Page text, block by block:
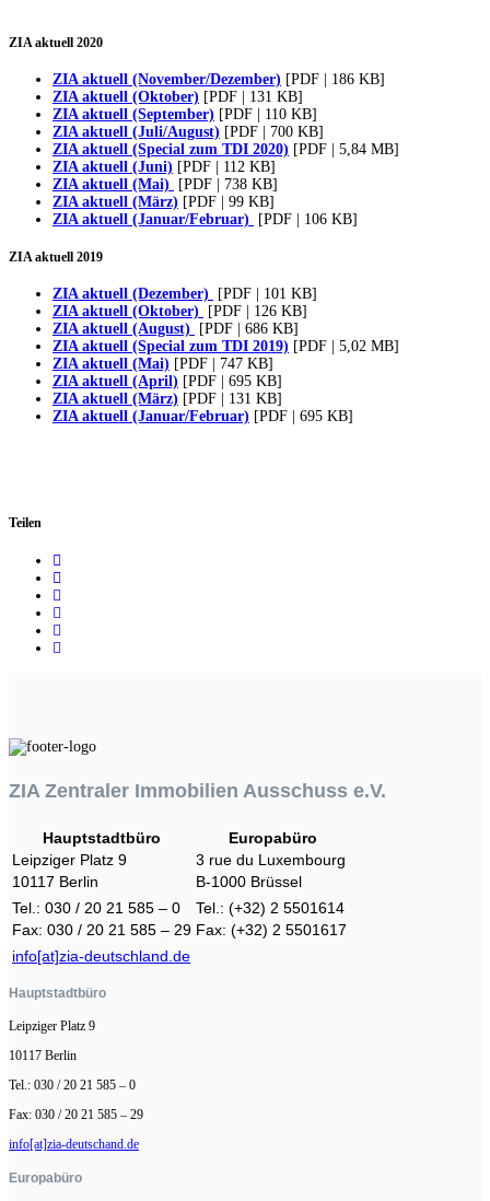
ZIA aktuell 2020
ZIA aktuell (November/Dezember) [PDF | 186 KB]
ZIA aktuell (Oktober) [PDF | 131 KB]
ZIA aktuell (September) [PDF | 110 KB]
ZIA aktuell (Juli/August) [PDF | 700 KB]
ZIA aktuell (Special zum TDI 2020) [PDF | 5,84 MB]
ZIA aktuell (Juni) [PDF | 112 KB]
ZIA aktuell (Mai)
[PDF | 738 KB]
ZIA aktuell (März) [PDF | 99 KB]
ZIA aktuell (Januar/Februar)
[PDF | 106 KB]
ZIA aktuell 2019
ZIA aktuell (Dezember)
[PDF | 101 KB]
ZIA aktuell (Oktober)
[PDF | 126 KB]
ZIA aktuell (August)
[PDF | 686 KB]
ZIA aktuell (Special zum TDI 2019) [PDF | 5,02 MB]
ZIA aktuell (Mai) [PDF | 747 KB]
ZIA aktuell (April) [PDF | 695 KB]
ZIA aktuell (März) [PDF | 131 KB]
ZIA aktuell (Januar/Februar) [PDF | 695 KB]
Teilen
ZIA Zentraler Immobilien Ausschuss e.V.
Hauptstadtbüro
Europabüro
Leipziger Platz 9
3 rue du Luxembourg
10117 Berlin
B-1000 Brüssel
Tel.: 030 / 20 21 585 – 0
Tel.: (+32) 2 5501614
Fax: 030 / 20 21 585 – 29 Fax: (+32) 2 5501617
info[at]zia-deutschland.de
Hauptstadtbüro
Leipziger Platz 9
10117 Berlin
Tel.: 030 / 20 21 585 – 0
Fax: 030 / 20 21 585 – 29
info[at]zia-deutschand.de
Europabüro